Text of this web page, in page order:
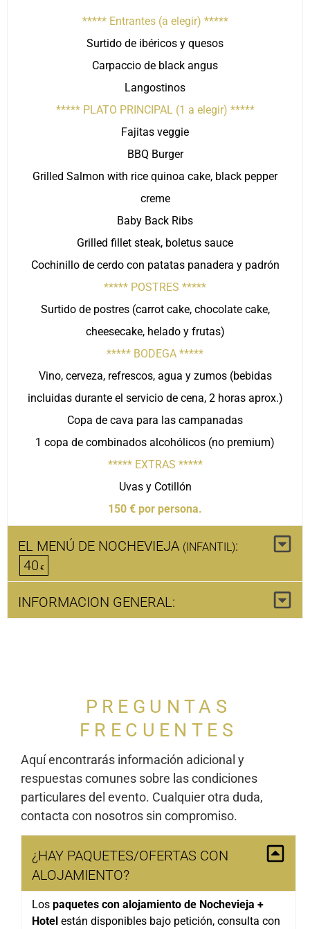
***** Entrantes (a elegir) *****
Surtido de ibéricos y quesos
Carpaccio de black angus
Langostinos
***** PLATO PRINCIPAL (1 a elegir) *****
Fajitas veggie
BBQ Burger
Grilled Salmon with rice quinoa cake, black pepper
creme
Baby Back Ribs
Grilled fillet steak, boletus sauce
Cochinillo de cerdo con patatas panadera y padrón
***** POSTRES *****
Surtido de postres (carrot cake, chocolate cake,
cheesecake, helado y frutas)
***** BODEGA *****
Vino, cerveza, refrescos, agua y zumos (bebidas
incluidas durante el servicio de cena, 2 horas aprox.)
Copa de cava para las campanadas
1 copa de combinados alcohólicos (no premium)
***** EXTRAS *****
Uvas y Cotillón
150 € por persona.
EL MENÚ DE NOCHEVIEJA (INFANTIL):
40
INFORMACION GENERAL:
PREGUNTAS
FRECUENTES
Aquí encontrarás información adicional y
respuestas comunes sobre las condiciones
particulares del evento. Cualquier otra duda,
contacta con nosotros sin compromiso.
¿HAY PAQUETES/OFERTAS CON
ALOJAMIENTO?
Los paquetes con alojamiento de Nochevieja +
Hotel están disponibles bajo petición, consulta con